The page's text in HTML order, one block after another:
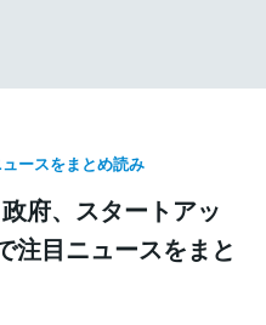
ースをまとめ読み
府、スタートアッ
注目ニュースをまと